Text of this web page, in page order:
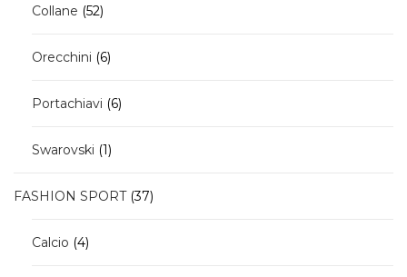
Collane 5252
Orecchini
66
Portachiavi
66
Swarovski 11
FASHION SPORT 3737
Calcio 44